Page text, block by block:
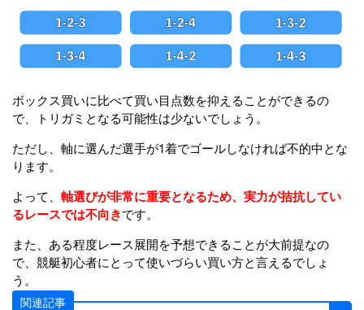
ボックス買いに比べて買い目点数を抑えることができるの
で、トリガミとなる可能性は少ないでしょう。
ただし、軸に選んだ選手が1着でゴールしなければ不的中とな
ります。
よって、 軸選びが非常に重要となるため、実力が拮抗してい
るレースでは不向きです。
また、ある程度レース展開を予想できることが大前提なの
で、競艇初心者にとって使いづらい買い方と言えるでしょ
う。
関連記事